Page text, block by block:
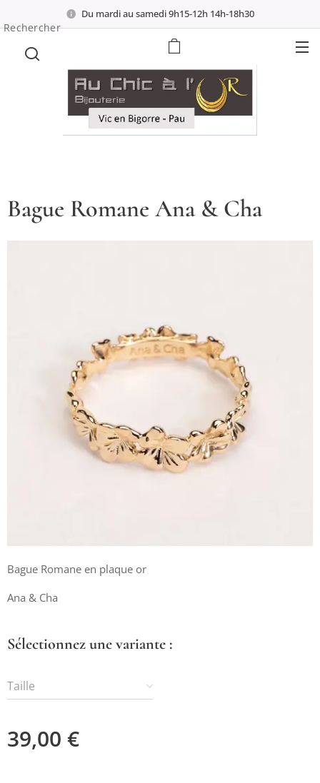
Du mardi au samedi 9h15-12h 14h-18h30
Rechercher
Bague Romane Ana & Cha
Bague Romane en plaque or
Ana & Cha
Sélectionnez une variante :
Taille
39,00 €